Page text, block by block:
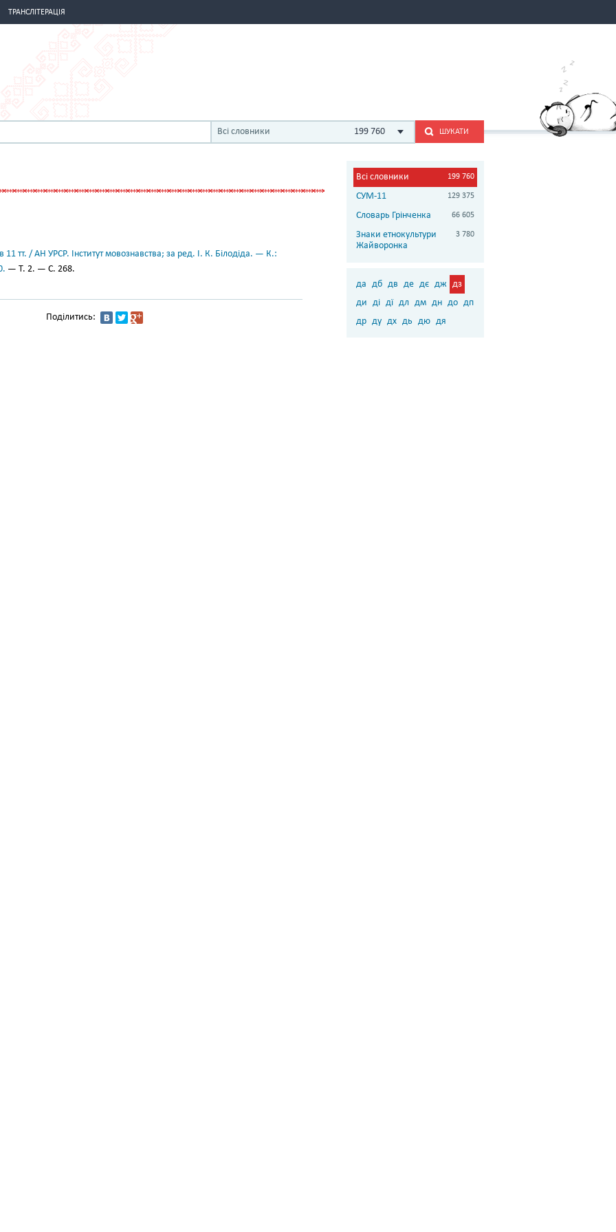
ТРАНСЛІТЕРАЦІЯ
Всі словники 199 760 ШУКАТИ
11 тт. / АН УРСР. Інститут мовознавства; за ред. І. К. Білодіда. — К.:
— Т. 2. — С. 268.
Поділитись:
Всі словники 199 760
СУМ-11 129 375
Словарь Грінченка 66 605
Знаки етнокультури
Жайворонка
3 780
да дб дв де дє дж дз
ди ді дї дл дм дн до дп
др ду дх дь дю дя